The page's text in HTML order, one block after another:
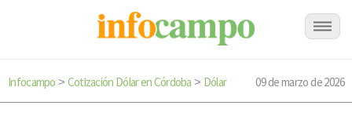
Infocampo > Cotización Dólar en Córdoba > Dólar 09 de marzo de 2026